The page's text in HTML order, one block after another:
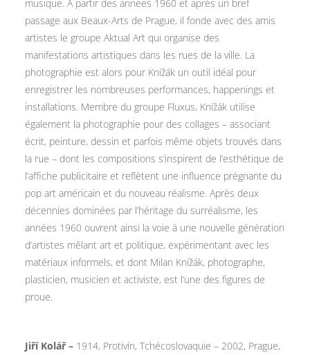
musique. À partir des années 1960 et après un bref
passage aux Beaux-Arts de Prague, il fonde avec des amis
artistes le groupe Aktual Art qui organise des
manifestations artistiques dans les rues de la ville. La
photographie est alors pour Knížák un outil idéal pour
enregistrer les nombreuses performances, happenings et
installations. Membre du groupe Fluxus, Knížák utilise
également la photographie pour des collages – associant
écrit, peinture, dessin et parfois même objets trouvés dans
la rue – dont les compositions s’inspirent de l’esthétique de
l’affiche publicitaire et reflètent une influence prégnante du
pop art américain et du nouveau réalisme. Après deux
décennies dominées par l’héritage du surréalisme, les
années 1960 ouvrent ainsi la voie à une nouvelle génération
d’artistes mêlant art et politique, expérimentant avec les
matériaux informels, et dont Milan Knížák, photographe,
plasticien, musicien et activiste, est l’une des figures de
proue.
Jiří Kolář – 1914, Protivín, Tchécoslovaquie – 2002, Prague,